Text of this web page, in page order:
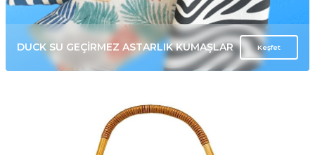
DUCK SU GEÇİRMEZ ASTARLIK KUMAŞLAR Keşfet